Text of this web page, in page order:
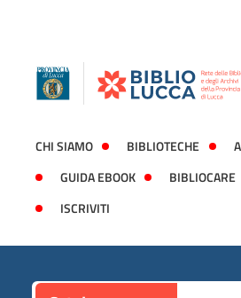
CHI SIAMO BIBLIOTECHE
GUIDA EBOOK
BIBLIOCARE
ISCRIVITI